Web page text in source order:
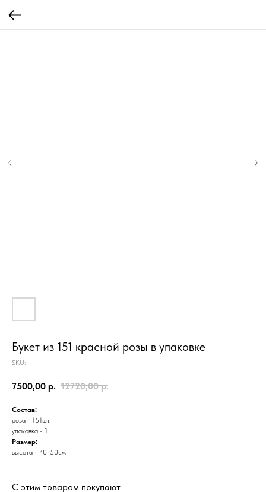
Букет из 151 красной розы в упаковке
SKU:
7500,00 р. 12720,00 р.
Состав:
роза - 151шт.
упаковка - 1
Размер:
высота - 40-50см
С этим товаром покупают